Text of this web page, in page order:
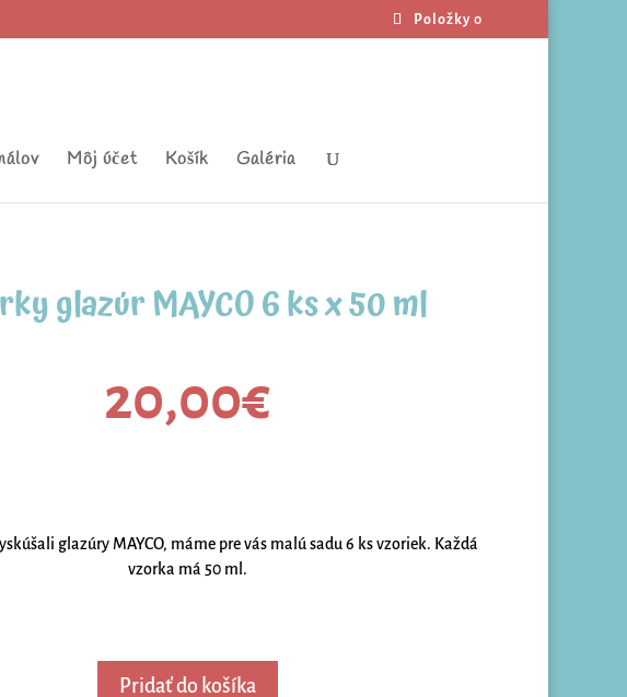
Položky 0
Môj účet Košík Galéria
glazúr MAYCO 6 ks x 50 ml
20,00€
glazúry MAYCO, máme pre vás malú sadu 6 ks vzoriek. Každá
vzorka má 50 ml.
Pridať do košíka